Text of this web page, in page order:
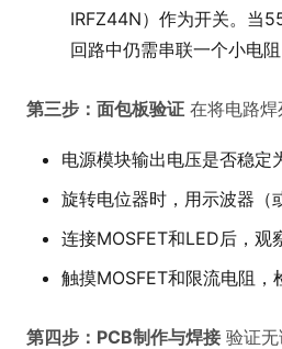
IRFZ44N）作为开关。当
回路中仍需串联一个小电
第三步：面包板验证 在将电路
电源模块输出电压是否稳定
旋转电位器时，用示波器（
连接MOSFET和LED后，观
触摸MOSFET和限流电阻，
第四步：PCB制作与焊接 验证